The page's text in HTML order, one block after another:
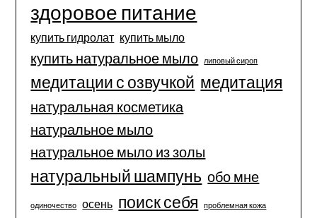
здоровое питание
купить гидролат купить мыло
купить натуральное мыло липовый сироп
медитации с озвучкой медитация
натуральная косметика
натуральное мыло
натуральное мыло из золы
натуральный шампунь обо мне
одиночество осень поиск себя проблемная кожа